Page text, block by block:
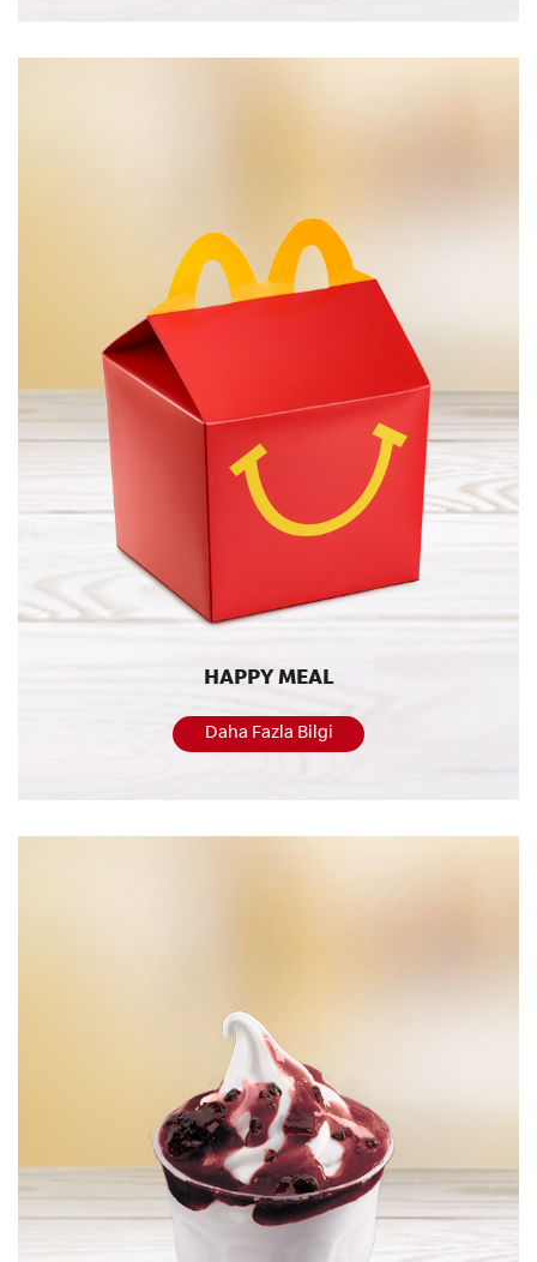
HAPPY MEAL
Daha Fazla Bilgi